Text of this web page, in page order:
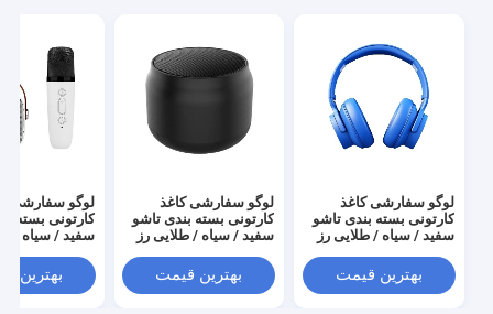
لوگو سفارشی کاغذ
کارتونی بسته بندی تاشو
سفید / سیاه / طلایی رز
لوکس با بندش نوار
بهترین قیمت
لوگو سفارشی کاغذ
کارتونی بسته بندی تاشو
سفید / سیاه / طلایی رز
لوکس با بندش نوار
بهترین قیمت
لوگو سفارشی
کارتونی بسته
سفید / سیاه /
لوکس با بندش
بهترین